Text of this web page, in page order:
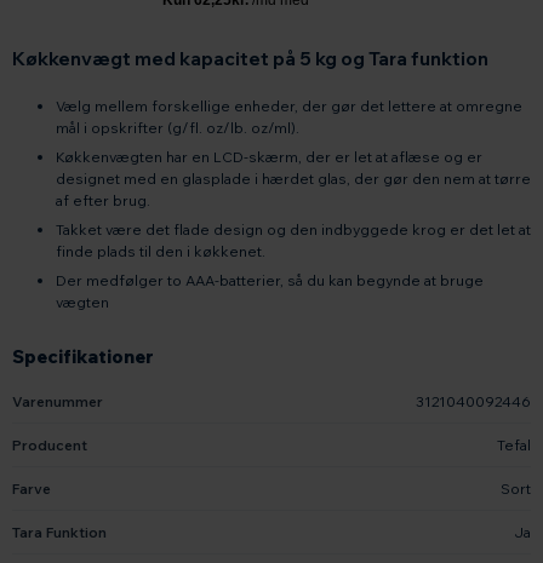
Specifikationer
Varenummer 3121040092446
Producent Tefal
Farve Sort
Tara Funktion Ja
Køkkenvægt med kapacitet på 5 kg og Tara funktion
Vælg mellem forskellige enheder, der gør det lettere at omregne
mål i opskrifter (g/fl. oz/lb. oz/ml).
Køkkenvægten har en LCD-skærm, der er let at aflæse og er
designet med en glasplade i hærdet glas, der gør den nem at tørre
af efter brug.
Takket være det flade design og den indbyggede krog er det let at
finde plads til den i køkkenet.
Der medfølger to AAA-batterier, så du kan begynde at bruge
vægten